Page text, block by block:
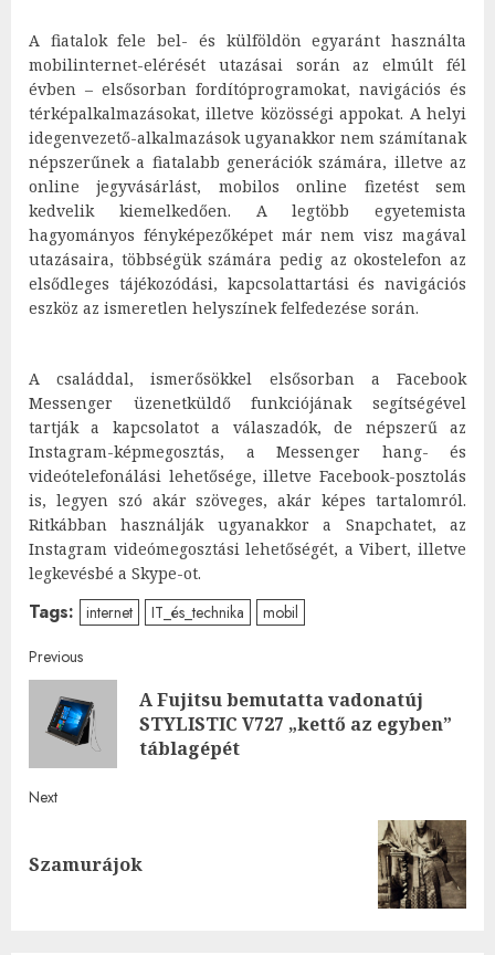
A fiatalok fele bel- és külföldön egyaránt használta
mobilinternet-elérését utazásai során az elmúlt fél
évben – elsősorban fordítóprogramokat, navigációs és
térképalkalmazásokat, illetve közösségi appokat. A helyi
idegenvezető-alkalmazások ugyanakkor nem számítanak
népszerűnek a fiatalabb generációk számára, illetve az
online jegyvásárlást, mobilos online fizetést sem
kedvelik kiemelkedően. A legtöbb egyetemista
hagyományos fényképezőképet már nem visz magával
utazásaira, többségük számára pedig az okostelefon az
elsődleges tájékozódási, kapcsolattartási és navigációs
eszköz az ismeretlen helyszínek felfedezése során.
A családdal, ismerősökkel elsősorban a Facebook
Messenger üzenetküldő funkciójának segítségével
tartják a kapcsolatot a válaszadók, de népszerű az
Instagram-képmegosztás, a Messenger hang- és
videótelefonálási lehetősége, illetve Facebook-posztolás
is, legyen szó akár szöveges, akár képes tartalomról.
Ritkábban használják ugyanakkor a Snapchatet, az
Instagram videómegosztási lehetőségét, a Vibert, illetve
legkevésbé a Skype-ot.
Tags: internet IT_és_technika mobil
Post
navigation
Previous
A Fujitsu bemutatta vadonatúj
STYLISTIC V727 „kettő az egyben”
táblagépét
Next
Next
Szamurájok